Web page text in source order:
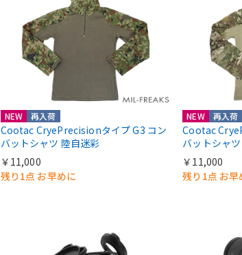
NEW 再入荷
Cootac CryePrecisionタイプ G3 コン
バットシャツ 陸自迷彩
￥11,000
残り1点 お早めに
NEW 再入荷
Cootac
バットシャ
￥11,000
残り1点 お早